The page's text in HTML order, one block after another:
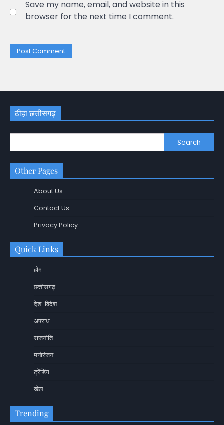
Save my name, email, and website in this
browser for the next time I comment.
ठीहा छत्तीसगढ़
Search
Other Pages
About Us
Contact Us
Privacy Policy
Quick Links
होम
छत्तीसगढ़
देश-विदेश
अपराध
राजनीति
मनोरंजन
ट्रेंडिंग
खेल
Trending